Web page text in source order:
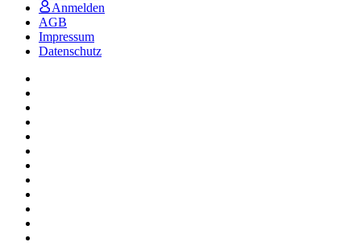
Anmelden
AGB
Impressum
Datenschutz